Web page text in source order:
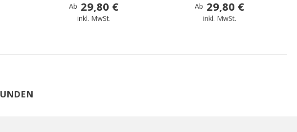
Ab 29,80 €
inkl. MwSt.
Ab 29,80 €
inkl. MwSt.